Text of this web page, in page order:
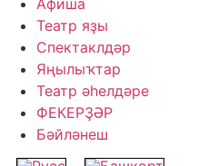
Афиша
Театр яҙы
Спектаклдәр
Яңылыҡтар
Театр әһелдәре
ФЕКЕРҘӘР
Бәйләнеш